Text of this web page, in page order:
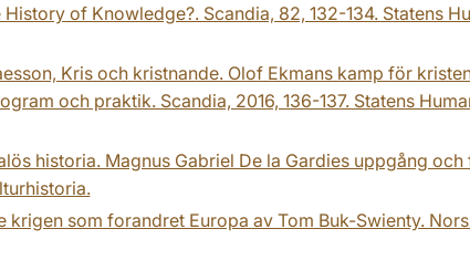
of Knowledge?. Scandia, 82, 132-134. Statens
Kris och kristnande. Olof Ekmans kamp för
och praktik. Scandia, 2016, 136-137. Statens
historia. Magnus Gabriel De la Gardies uppgång
krigen som forandret Europa av Tom Buk-Swienty.